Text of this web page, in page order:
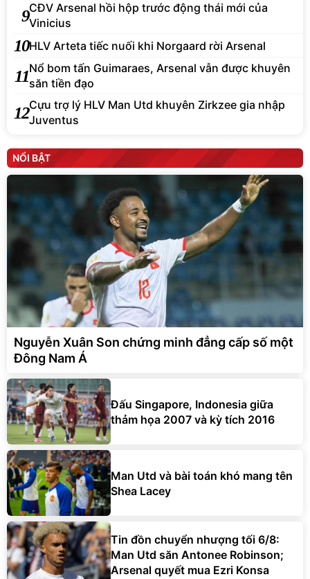
9CĐV Arsenal hồi hộp trước động thái mới của
Vinicius
10HLV Arteta tiếc nuối khi Norgaard rời Arsenal
11Nổ bom tấn Guimaraes, Arsenal vẫn được khuyên
săn tiền đạo
12Cựu trợ lý HLV Man Utd khuyên Zirkzee gia nhập
Juventus
NỔI BẬT
Nguyễn Xuân Son chứng minh đẳng cấp số một
Đông Nam Á
Đấu Singapore, Indonesia giữa
thảm họa 2007 và kỳ tích 2016
Man Utd và bài toán khó mang tên
Shea Lacey
Tin đồn chuyển nhượng tối 6/8:
Man Utd săn Antonee Robinson;
Arsenal quyết mua Ezri Konsa